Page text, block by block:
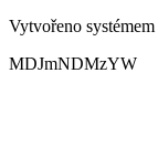
Vytvořeno systémem
MDJmNDMzYW